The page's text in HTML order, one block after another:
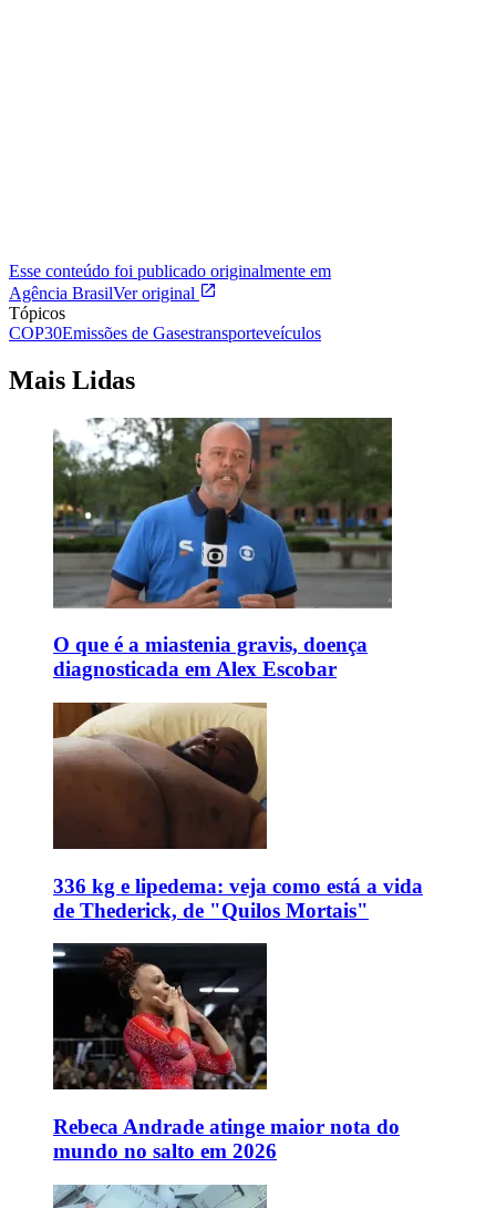
Esse conteúdo foi publicado originalmente em
Agência BrasilVer original
Tópicos
COP30Emissões de Gasestransporteveículos
Mais Lidas
O que é a miastenia gravis, doença
diagnosticada em Alex Escobar
336 kg e lipedema: veja como está a vida
de Thederick, de "Quilos Mortais"
Rebeca Andrade atinge maior nota do
mundo no salto em 2026